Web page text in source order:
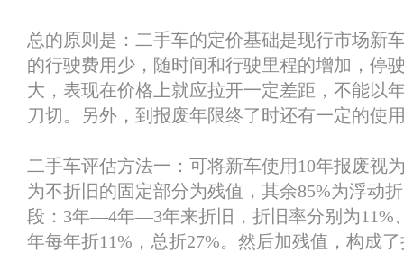
总的原则是：二手车的定价基础是现行市场新
的行驶费用少，随时间和行驶里程的增加，停
大，表现在价格上就应拉开一定差距，不能以
刀切。另外，到报废年限终了时还有一定的
二手车评估方法一：可将新车使用10年报废视
为不折旧的固定部分为残值，其余85%为浮动
段：3年—4年—3年来折旧，折旧率分别为11%
年每年折11%，总折27%。然后加残值，构成